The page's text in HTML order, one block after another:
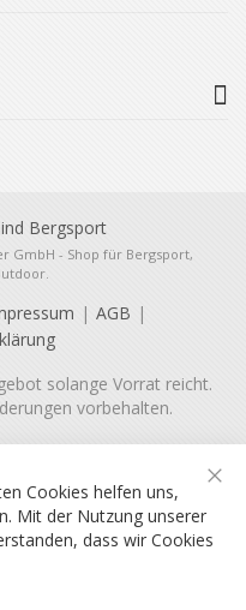
GmbH - Shop für Bergsport,
AGB
solange Vorrat reicht.
vorbehalten.
Cookies helfen uns,
Mit der Nutzung unserer
dass wir Cookies